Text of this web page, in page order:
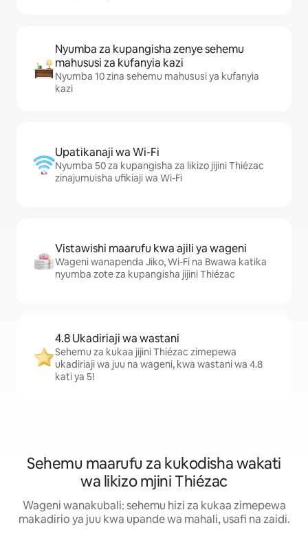
Nyumba za kupangisha zenye sehemu
mahususi za kufanyia kazi
Nyumba 10 zina sehemu mahususi ya kufanyia
kazi
Upatikanaji wa Wi-Fi
Nyumba 50 za kupangisha za likizo jijini Thiézac
zinajumuisha ufikiaji wa Wi-Fi
Vistawishi maarufu kwa ajili ya wageni
Wageni wanapenda Jiko, Wi-Fi na Bwawa katika
nyumba zote za kupangisha jijini Thiézac
4.8 Ukadiriaji wa wastani
Sehemu za kukaa jijini Thiézac zimepewa
ukadiriaji wa juu na wageni, kwa wastani wa 4.8
kati ya 5!
Sehemu maarufu za kukodisha wakati
wa likizo mjini Thiézac
Wageni wanakubali: sehemu hizi za kukaa zimepewa
makadirio ya juu kwa upande wa mahali, usafi na zaidi.